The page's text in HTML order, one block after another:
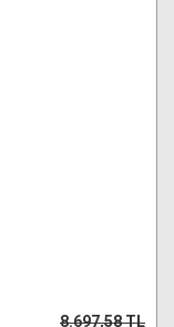
8.697,58 TL